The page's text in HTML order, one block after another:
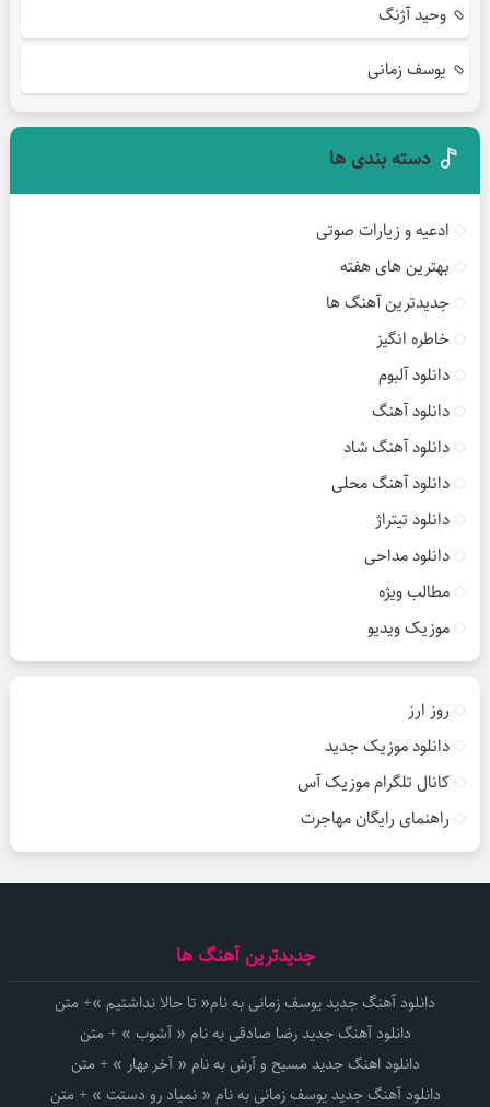
وحید آژنگ
یوسف زمانی
دسته بندی ها
ادعیه و زیارات صوتی
بهترین های هفته
جدیدترین آهنگ ها
خاطره انگیز
دانلود آلبوم
دانلود آهنگ
دانلود آهنگ شاد
دانلود آهنگ محلی
دانلود تیتراژ
دانلود مداحی
مطالب ویژه
موزیک ویدیو
روز ارز
دانلود موزیک جدید
کانال تلگرام موزیک آس
راهنمای رایگان مهاجرت
جدیدترین آهنگ ها
دانلود آهنگ جدید یوسف زمانی به نام« تا حالا نداشتیم »+ متن
دانلود آهنگ جدید رضا صادقی به نام « آشوب » + متن
دانلود اهنگ جدید مسیح و آرش به نام « آخر بهار » + متن
دانلود آهنگ جدید یوسف زمانی به نام « نمیاد رو دستت » + متن